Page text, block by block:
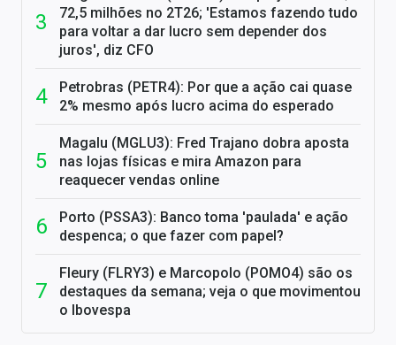
72,5 milhões no 2T26; 'Estamos fazendo tudo
para voltar a dar lucro sem depender dos
juros', diz CFO
Petrobras (PETR4): Por que a ação cai quase
2% mesmo após lucro acima do esperado
Magalu (MGLU3): Fred Trajano dobra aposta
nas lojas físicas e mira Amazon para
reaquecer vendas online
Porto (PSSA3): Banco toma 'paulada' e ação
despenca; o que fazer com papel?
Fleury (FLRY3) e Marcopolo (POMO4) são os
destaques da semana; veja o que movimentou
o Ibovespa